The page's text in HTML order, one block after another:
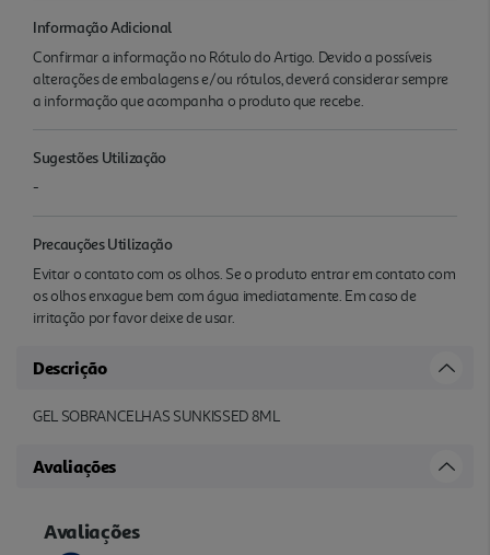
Informação Adicional
Confirmar a informação no Rótulo do Artigo. Devido a possíveis
alterações de embalagens e/ou rótulos, deverá considerar sempre
a informação que acompanha o produto que recebe.
Sugestões Utilização
-
Precauções Utilização
Evitar o contato com os olhos. Se o produto entrar em contato com
os olhos enxague bem com água imediatamente. Em caso de
irritação por favor deixe de usar.
Descrição
GEL SOBRANCELHAS SUNKISSED 8ML
Avaliações